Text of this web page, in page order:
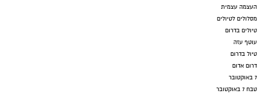
העצמה עצמית
מסלולים לטיולים
טיולים בדרום
עוטף עזה
טיול בדרום
דרום אדום
7 באוקטובר
טבח 7 באוקטובר